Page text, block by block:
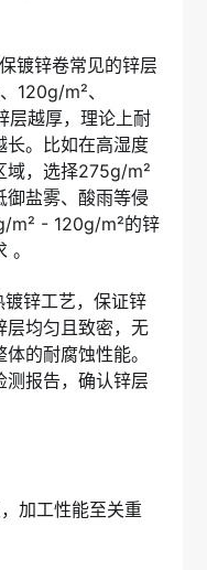
镀锌卷常见的锌层
120g/m²、
层越厚，理论上耐
长。比如在高湿度
域，选择275g/m²
御盐雾、酸雨等侵
m² - 120g/m²的锌
锌工艺，保证锌
层均匀且致密，无
的耐腐蚀性能。
测报告，确认锌层
加工性能至关重